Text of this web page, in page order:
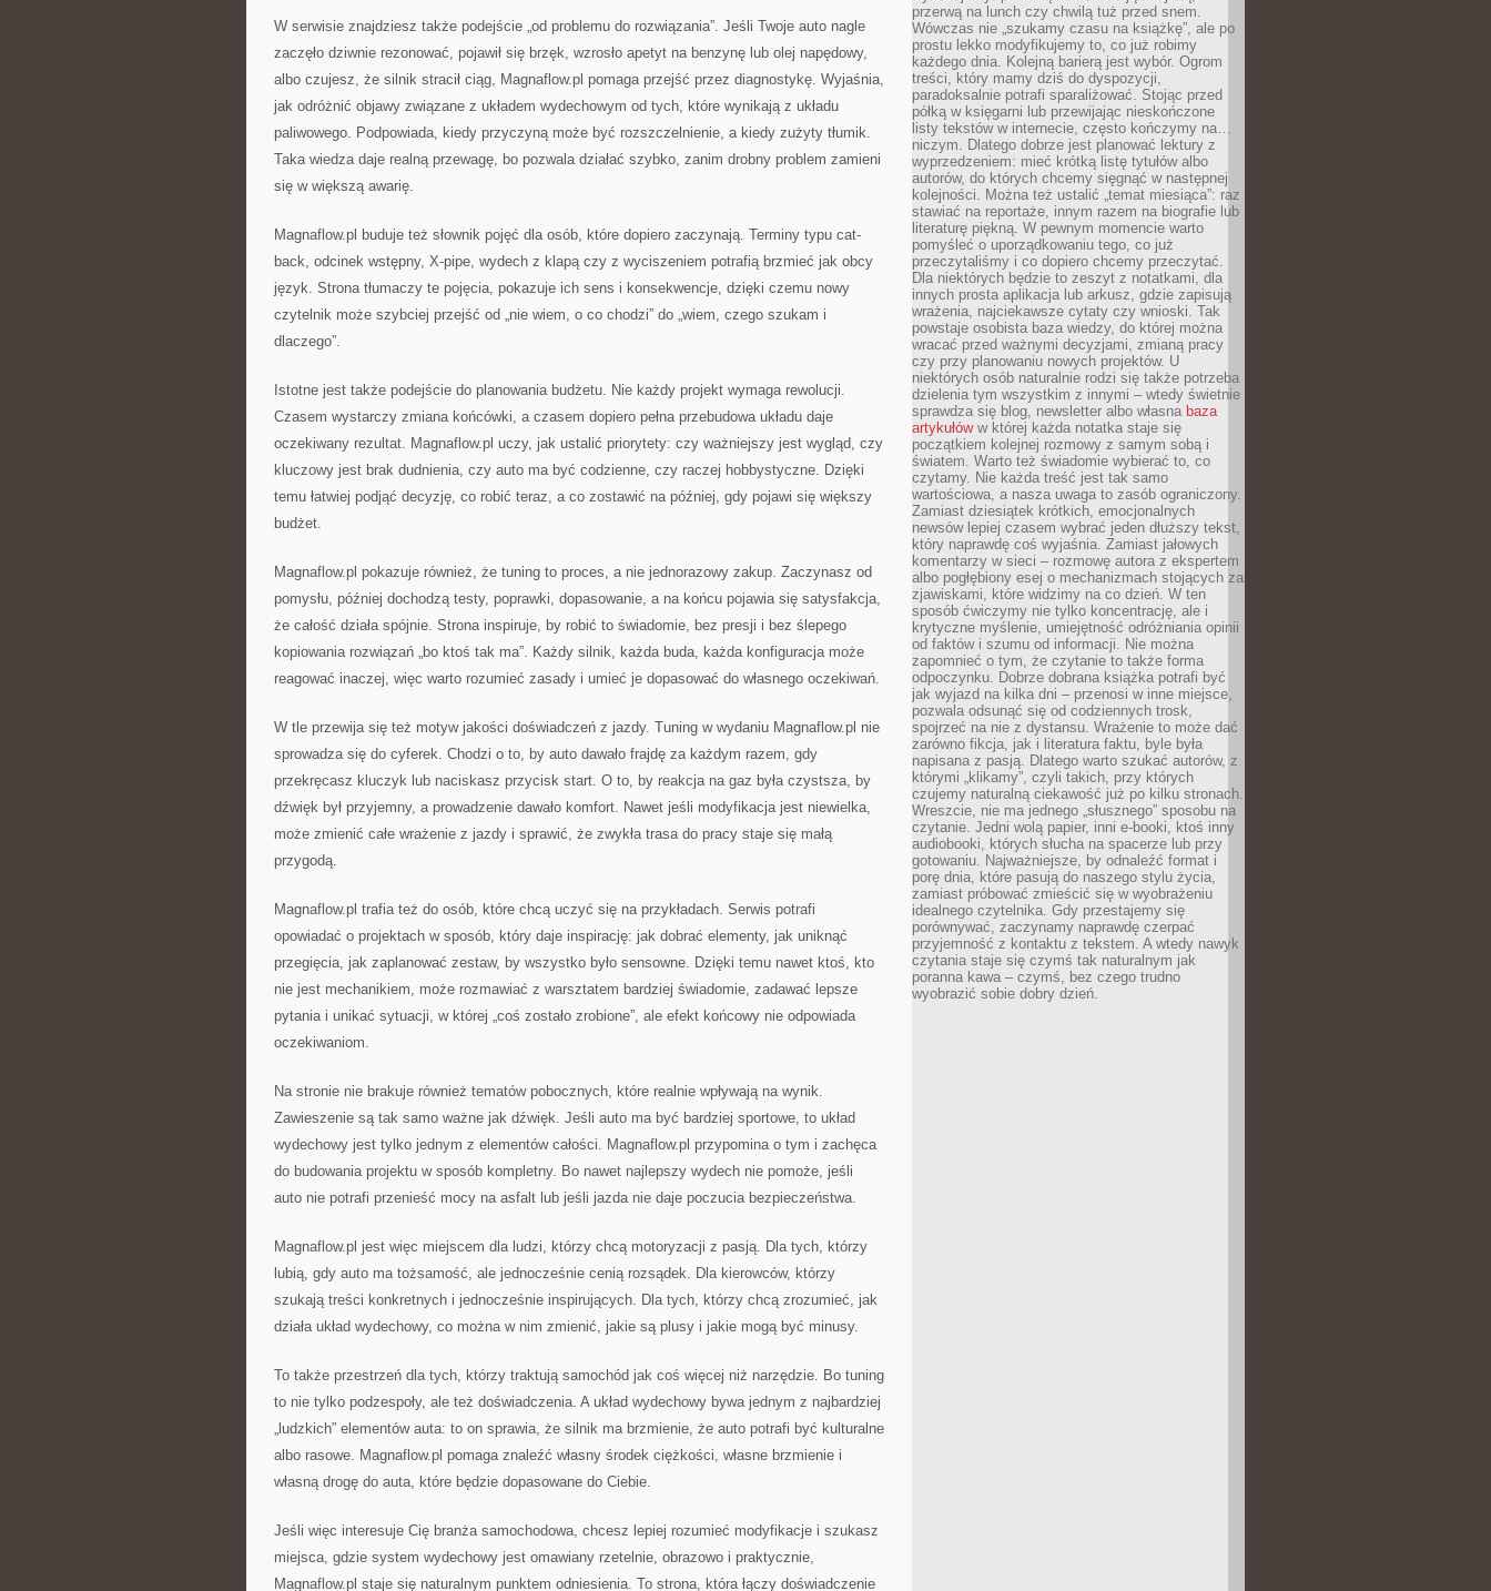
W serwisie znajdziesz także podejście „od problemu do rozwiązania”. Jeśli Twoje auto nagle
zaczęło dziwnie rezonować, pojawił się brzęk, wzrosło apetyt na benzynę lub olej napędowy,
albo czujesz, że silnik stracił ciąg, Magnaflow.pl pomaga przejść przez diagnostykę. Wyjaśnia,
jak odróżnić objawy związane z układem wydechowym od tych, które wynikają z układu
paliwowego. Podpowiada, kiedy przyczyną może być rozszczelnienie, a kiedy zużyty tłumik.
Taka wiedza daje realną przewagę, bo pozwala działać szybko, zanim drobny problem zamieni
się w większą awarię.
Magnaflow.pl buduje też słownik pojęć dla osób, które dopiero zaczynają. Terminy typu cat-
back, odcinek wstępny, X-pipe, wydech z klapą czy z wyciszeniem potrafią brzmieć jak obcy
język. Strona tłumaczy te pojęcia, pokazuje ich sens i konsekwencje, dzięki czemu nowy
czytelnik może szybciej przejść od „nie wiem, o co chodzi” do „wiem, czego szukam i
dlaczego”.
Istotne jest także podejście do planowania budżetu. Nie każdy projekt wymaga rewolucji.
Czasem wystarczy zmiana końcówki, a czasem dopiero pełna przebudowa układu daje
oczekiwany rezultat. Magnaflow.pl uczy, jak ustalić priorytety: czy ważniejszy jest wygląd, czy
kluczowy jest brak dudnienia, czy auto ma być codzienne, czy raczej hobbystyczne. Dzięki
temu łatwiej podjąć decyzję, co robić teraz, a co zostawić na później, gdy pojawi się większy
budżet.
Magnaflow.pl pokazuje również, że tuning to proces, a nie jednorazowy zakup. Zaczynasz od
pomysłu, później dochodzą testy, poprawki, dopasowanie, a na końcu pojawia się satysfakcja,
że całość działa spójnie. Strona inspiruje, by robić to świadomie, bez presji i bez ślepego
kopiowania rozwiązań „bo ktoś tak ma”. Każdy silnik, każda buda, każda konfiguracja może
reagować inaczej, więc warto rozumieć zasady i umieć je dopasować do własnego oczekiwań.
W tle przewija się też motyw jakości doświadczeń z jazdy. Tuning w wydaniu Magnaflow.pl nie
sprowadza się do cyferek. Chodzi o to, by auto dawało frajdę za każdym razem, gdy
przekręcasz kluczyk lub naciskasz przycisk start. O to, by reakcja na gaz była czystsza, by
dźwięk był przyjemny, a prowadzenie dawało komfort. Nawet jeśli modyfikacja jest niewielka,
może zmienić całe wrażenie z jazdy i sprawić, że zwykła trasa do pracy staje się małą
przygodą.
Magnaflow.pl trafia też do osób, które chcą uczyć się na przykładach. Serwis potrafi
opowiadać o projektach w sposób, który daje inspirację: jak dobrać elementy, jak uniknąć
przegięcia, jak zaplanować zestaw, by wszystko było sensowne. Dzięki temu nawet ktoś, kto
nie jest mechanikiem, może rozmawiać z warsztatem bardziej świadomie, zadawać lepsze
pytania i unikać sytuacji, w której „coś zostało zrobione”, ale efekt końcowy nie odpowiada
oczekiwaniom.
Na stronie nie brakuje również tematów pobocznych, które realnie wpływają na wynik.
Zawieszenie są tak samo ważne jak dźwięk. Jeśli auto ma być bardziej sportowe, to układ
wydechowy jest tylko jednym z elementów całości. Magnaflow.pl przypomina o tym i zachęca
do budowania projektu w sposób kompletny. Bo nawet najlepszy wydech nie pomoże, jeśli
auto nie potrafi przenieść mocy na asfalt lub jeśli jazda nie daje poczucia bezpieczeństwa.
Magnaflow.pl jest więc miejscem dla ludzi, którzy chcą motoryzacji z pasją. Dla tych, którzy
lubią, gdy auto ma tożsamość, ale jednocześnie cenią rozsądek. Dla kierowców, którzy
szukają treści konkretnych i jednocześnie inspirujących. Dla tych, którzy chcą zrozumieć, jak
działa układ wydechowy, co można w nim zmienić, jakie są plusy i jakie mogą być minusy.
To także przestrzeń dla tych, którzy traktują samochód jak coś więcej niż narzędzie. Bo tuning
to nie tylko podzespoły, ale też doświadczenia. A układ wydechowy bywa jednym z najbardziej
„ludzkich” elementów auta: to on sprawia, że silnik ma brzmienie, że auto potrafi być kulturalne
albo rasowe. Magnaflow.pl pomaga znaleźć własny środek ciężkości, własne brzmienie i
własną drogę do auta, które będzie dopasowane do Ciebie.
Jeśli więc interesuje Cię branża samochodowa, chcesz lepiej rozumieć modyfikacje i szukasz
miejsca, gdzie system wydechowy jest omawiany rzetelnie, obrazowo i praktycznie,
Magnaflow.pl staje się naturalnym punktem odniesienia. To strona, która łączy doświadczenie
przerwą na lunch czy chwilą tuż przed snem.
Wówczas nie „szukamy czasu na książkę”, ale po
prostu lekko modyfikujemy to, co już robimy
każdego dnia. Kolejną barierą jest wybór. Ogrom
treści, który mamy dziś do dyspozycji,
paradoksalnie potrafi sparaliżować. Stojąc przed
półką w księgarni lub przewijając nieskończone
listy tekstów w internecie, często kończymy na…
niczym. Dlatego dobrze jest planować lektury z
wyprzedzeniem: mieć krótką listę tytułów albo
autorów, do których chcemy sięgnąć w następnej
kolejności. Można też ustalić „temat miesiąca”: raz
stawiać na reportaże, innym razem na biografie lub
literaturę piękną. W pewnym momencie warto
pomyśleć o uporządkowaniu tego, co już
przeczytaliśmy i co dopiero chcemy przeczytać.
Dla niektórych będzie to zeszyt z notatkami, dla
innych prosta aplikacja lub arkusz, gdzie zapisują
wrażenia, najciekawsze cytaty czy wnioski. Tak
powstaje osobista baza wiedzy, do której można
wracać przed ważnymi decyzjami, zmianą pracy
czy przy planowaniu nowych projektów. U
niektórych osób naturalnie rodzi się także potrzeba
dzielenia tym wszystkim z innymi – wtedy świetnie
sprawdza się blog, newsletter albo własna baza
artykułóww której każda notatka staje się
początkiem kolejnej rozmowy z samym sobą i
światem. Warto też świadomie wybierać to, co
czytamy. Nie każda treść jest tak samo
wartościowa, a nasza uwaga to zasób ograniczony.
Zamiast dziesiątek krótkich, emocjonalnych
newsów lepiej czasem wybrać jeden dłuższy tekst,
który naprawdę coś wyjaśnia. Zamiast jałowych
komentarzy w sieci – rozmowę autora z ekspertem
albo pogłębiony esej o mechanizmach stojących za
zjawiskami, które widzimy na co dzień. W ten
sposób ćwiczymy nie tylko koncentrację, ale i
krytyczne myślenie, umiejętność odróżniania opinii
od faktów i szumu od informacji. Nie można
zapomnieć o tym, że czytanie to także forma
odpoczynku. Dobrze dobrana książka potrafi być
jak wyjazd na kilka dni – przenosi w inne miejsce,
pozwala odsunąć się od codziennych trosk,
spojrzeć na nie z dystansu. Wrażenie to może dać
zarówno fikcja, jak i literatura faktu, byle była
napisana z pasją. Dlatego warto szukać autorów, z
którymi „klikamy”, czyli takich, przy których
czujemy naturalną ciekawość już po kilku stronach.
Wreszcie, nie ma jednego „słusznego” sposobu na
czytanie. Jedni wolą papier, inni e-booki, ktoś inny
audiobooki, których słucha na spacerze lub przy
gotowaniu. Najważniejsze, by odnaleźć format i
porę dnia, które pasują do naszego stylu życia,
zamiast próbować zmieścić się w wyobrażeniu
idealnego czytelnika. Gdy przestajemy się
porównywać, zaczynamy naprawdę czerpać
przyjemność z kontaktu z tekstem. A wtedy nawyk
czytania staje się czymś tak naturalnym jak
poranna kawa – czymś, bez czego trudno
wyobrazić sobie dobry dzień.